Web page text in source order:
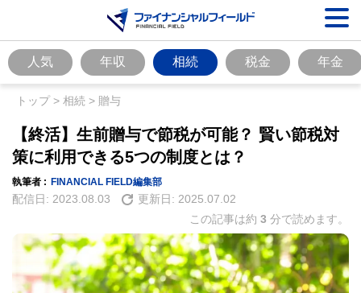
人気 年収 相続 税金 年金
トップ> 相続 > 贈与
【終活】生前贈与で節税が可能？ 賢い節税対
策に利用できる5つの制度とは？
執筆者 : FINANCIAL FIELD編集部
配信日: 2023.08.03 更新日: 2025.07.02
この記事は約 3 分で読めます。